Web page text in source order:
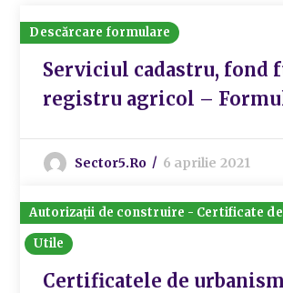
Descărcare formulare
Serviciul cadastru, fond
registru agricol –
Sector5.ro 6 aprilie 2021
Autorizații de construire - Certificate
Utile
Certificatele de urbanism